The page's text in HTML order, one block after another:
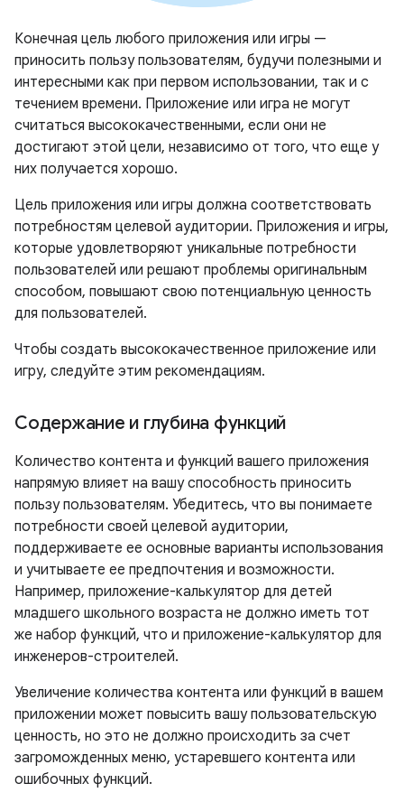
Конечная цель любого приложения или игры —
приносить пользу пользователям, будучи полезными и
интересными как при первом использовании, так и с
течением времени. Приложение или игра не могут
считаться высококачественными, если они не
достигают этой цели, независимо от того, что еще у
них получается хорошо.
Цель приложения или игры должна соответствовать
потребностям целевой аудитории. Приложения и игры,
которые удовлетворяют уникальные потребности
пользователей или решают проблемы оригинальным
способом, повышают свою потенциальную ценность
для пользователей.
Чтобы создать высококачественное приложение или
игру, следуйте этим рекомендациям.
Содержание и глубина функций
Количество контента и функций вашего приложения
напрямую влияет на вашу способность приносить
пользу пользователям. Убедитесь, что вы понимаете
потребности своей целевой аудитории,
поддерживаете ее основные варианты использования
и учитываете ее предпочтения и возможности.
Например, приложение-калькулятор для детей
младшего школьного возраста не должно иметь тот
же набор функций, что и приложение-калькулятор для
инженеров-строителей.
Увеличение количества контента или функций в вашем
приложении может повысить вашу пользовательскую
ценность, но это не должно происходить за счет
загроможденных меню, устаревшего контента или
ошибочных функций.